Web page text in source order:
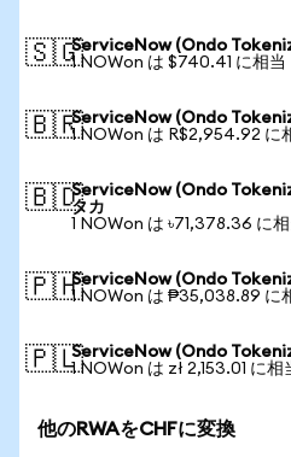
🇸🇬ServiceNow (Ondo
1 NOWon は $740.41 に相当
🇧🇷ServiceNow (Ondo
1 NOWon は R$2,954.92 に
🇧🇩ServiceNow (Ondo
タカ
1 NOWon は ৳71,378.36 に相
🇵🇭ServiceNow (Ondo
1 NOWon は ₱35,038.89 に
🇵🇱ServiceNow (Ondo
1 NOWon は zł 2,153.01 に相
他のRWAをCHFに変換